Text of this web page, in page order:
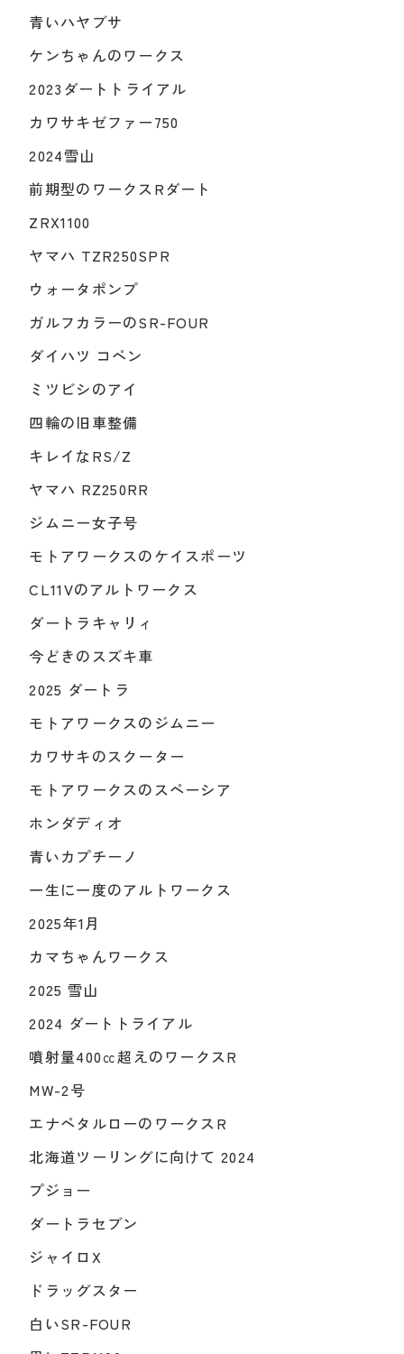
青いハヤブサ
ケンちゃんのワークス
2023ダートトライアル
カワサキゼファー750
2024雪山
前期型のワークスRダート
ZRX1100
ヤマハ TZR250SPR
ウォータポンプ
ガルフカラーのSR-FOUR
ダイハツ コペン
ミツビシのアイ
四輪の旧車整備
キレイなRS/Z
ヤマハ RZ250RR
ジムニー女子号
モトアワークスのケイスポーツ
CL11Vのアルトワークス
ダートラキャリィ
今どきのスズキ車
2025 ダートラ
モトアワークスのジムニー
カワサキのスクーター
モトアワークスのスペーシア
ホンダディオ
青いカプチーノ
一生に一度のアルトワークス
2025年1月
カマちゃんワークス
2025 雪山
2024 ダートトライアル
噴射量400㏄超えのワークスR
MW-2号
エナペタルローのワークスR
北海道ツーリングに向けて 2024
プジョー
ダートラセブン
ジャイロX
ドラッグスター
白いSR-FOUR